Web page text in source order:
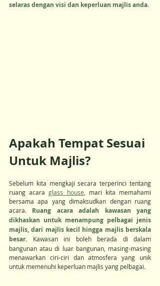
selaras dengan visi dan keperluan majlis anda.
Apakah Tempat Sesuai
Untuk Majlis?
Sebelum kita mengkaji secara terperinci tentang
ruang acara glass house , mari kita memahami
bersama apa yang dimaksudkan dengan ruang
acara. Ruang acara adalah kawasan yang
dikhaskan untuk menampung pelbagai jenis
majlis, dari majlis kecil hingga majlis berskala
besar. Kawasan ini boleh berada di dalam
bangunan atau di luar bangunan, masing-masing
menawarkan ciri-ciri dan atmosfera yang unik
untuk memenuhi keperluan majlis yang pelbagai.